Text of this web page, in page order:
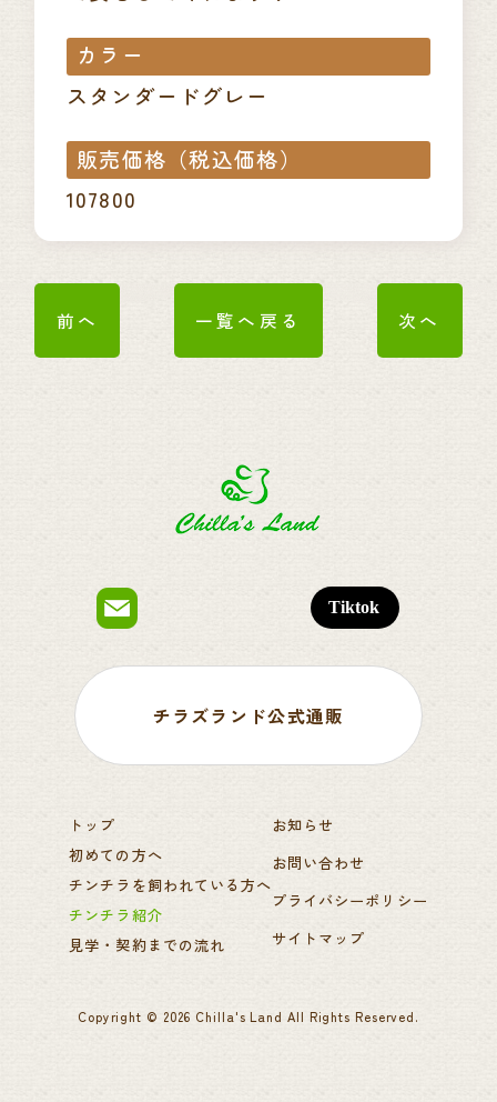
カラー
スタンダードグレー
販売価格（税込価格）
107800
前へ 一覧へ戻る 次へ
チラズランド公式通販
トップ
初めての方へ
チンチラを飼われている方へ
チンチラ紹介
見学・契約までの流れ
お知らせ
お問い合わせ
プライバシーポリシー
サイトマップ
Copyright © 2026 Chilla's Land All Rights Reserved.